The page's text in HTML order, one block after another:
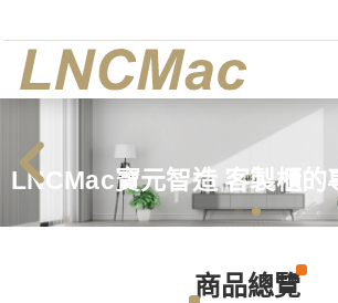
LNCMac寶元智造 客製櫃的
商品總覽